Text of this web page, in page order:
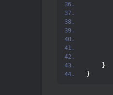
}
}